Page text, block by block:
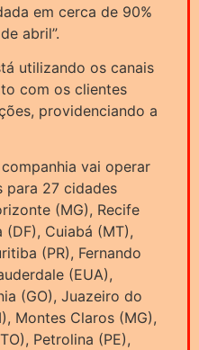
em cerca de 90%
abril”.
utilizando os canais
com os clientes
providenciando a
vai operar
para 27 cidades
(MG), Recife
(DF), Cuiabá (MT),
(PR), Fernando
(EUA),
(GO), Juazeiro do
Montes Claros (MG),
Petrolina (PE),